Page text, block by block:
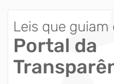
Leis que guiam
Portal da